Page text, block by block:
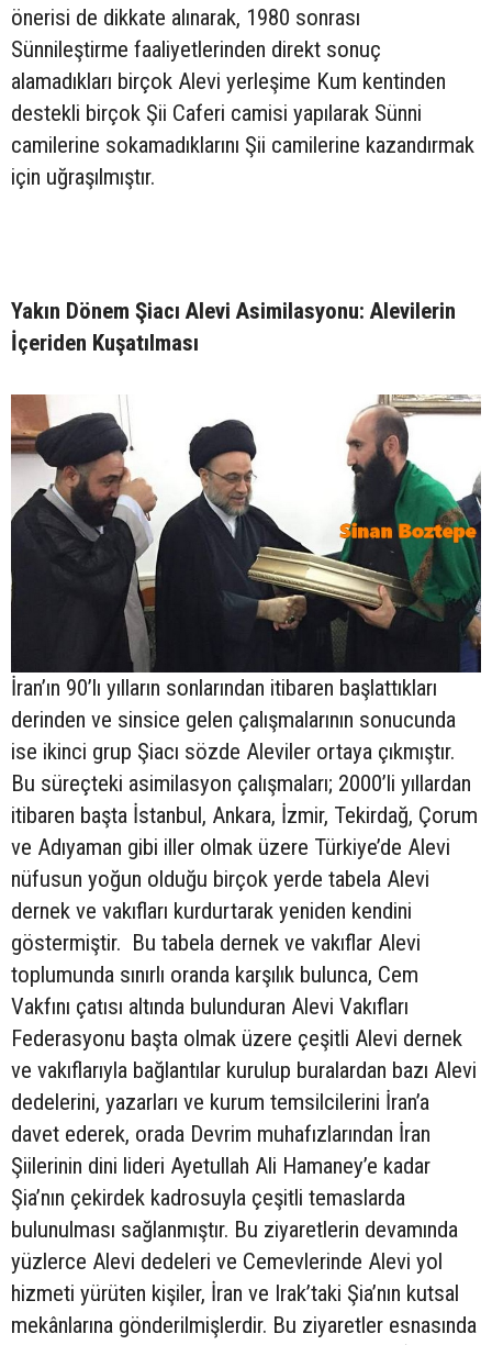
önerisi de dikkate alınarak, 1980 sonrası
Sünnileştirme faaliyetlerinden direkt sonuç
alamadıkları birçok Alevi yerleşime Kum kentinden
destekli birçok Şii Caferi camisi yapılarak Sünni
camilerine sokamadıklarını Şii camilerine kazandırmak
için uğraşılmıştır.
Yakın Dönem Şiacı Alevi Asimilasyonu: Alevilerin
İçeriden Kuşatılması
İran’ın 90’lı yılların sonlarından itibaren başlattıkları
derinden ve sinsice gelen çalışmalarının sonucunda
ise ikinci grup Şiacı sözde Aleviler ortaya çıkmıştır.
Bu süreçteki asimilasyon çalışmaları; 2000’li yıllardan
itibaren başta İstanbul, Ankara, İzmir, Tekirdağ, Çorum
ve Adıyaman gibi iller olmak üzere Türkiye’de Alevi
nüfusun yoğun olduğu birçok yerde tabela Alevi
dernek ve vakıfları kurdurtarak yeniden kendini
göstermiştir. Bu tabela dernek ve vakıflar Alevi
toplumunda sınırlı oranda karşılık bulunca, Cem
Vakfını çatısı altında bulunduran Alevi Vakıfları
Federasyonu başta olmak üzere çeşitli Alevi dernek
ve vakıflarıyla bağlantılar kurulup buralardan bazı Alevi
dedelerini, yazarları ve kurum temsilcilerini İran’a
davet ederek, orada Devrim muhafızlarından İran
Şiilerinin dini lideri Ayetullah Ali Hamaney’e kadar
Şia’nın çekirdek kadrosuyla çeşitli temaslarda
bulunulması sağlanmıştır. Bu ziyaretlerin devamında
yüzlerce Alevi dedeleri ve Cemevlerinde Alevi yol
hizmeti yürüten kişiler, İran ve Irak’taki Şia’nın kutsal
mekânlarına gönderilmişlerdir. Bu ziyaretler esnasında